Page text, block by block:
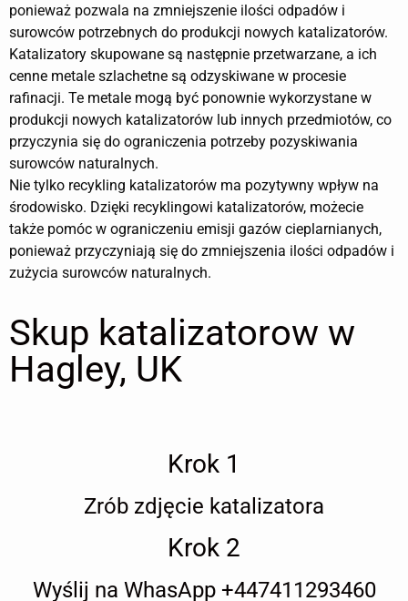
ponieważ pozwala na zmniejszenie ilości odpadów i
surowców potrzebnych do produkcji nowych katalizatorów.
Katalizatory skupowane są następnie przetwarzane, a ich
cenne metale szlachetne są odzyskiwane w procesie
rafinacji. Te metale mogą być ponownie wykorzystane w
produkcji nowych katalizatorów lub innych przedmiotów, co
przyczynia się do ograniczenia potrzeby pozyskiwania
surowców naturalnych.
Nie tylko recykling katalizatorów ma pozytywny wpływ na
środowisko. Dzięki recyklingowi katalizatorów, możecie
także pomóc w ograniczeniu emisji gazów cieplarnianych,
ponieważ przyczyniają się do zmniejszenia ilości odpadów i
zużycia surowców naturalnych.
Skup katalizatorow w
Hagley, UK
Krok 1
Zrób zdjęcie katalizatora
Krok 2
Wyślij na WhasApp +447411293460